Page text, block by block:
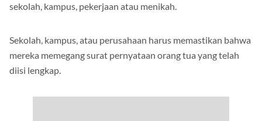
sekolah, kampus, pekerjaan atau menikah.
Sekolah, kampus, atau perusahaan harus memastikan bahwa
mereka memegang surat pernyataan orang tua yang telah
diisi lengkap.